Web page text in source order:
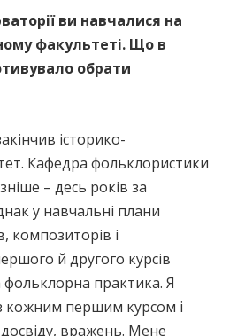
ви навчалися на
факультеті. Що в
обрати
історико-
Кафедра фольклористики
– десь років за
у навчальні плани
композиторів і
й другого курсів
практика. Я
кожним першим курсом і
вражень. Мене